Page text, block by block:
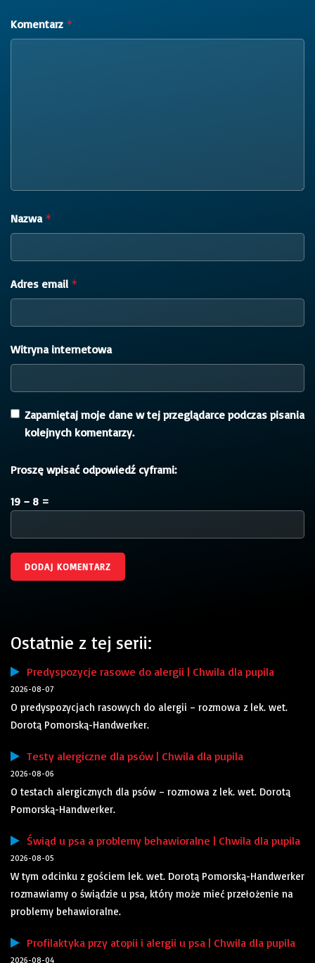
Komentarz *
Nazwa *
Adres email *
Witryna internetowa
Zapamiętaj moje dane w tej przeglądarce podczas pisania
kolejnych komentarzy.
Proszę wpisać odpowiedź cyframi:
19 − 8 =
Ostatnie z tej serii:
Predyspozycje rasowe do alergii | Chwila dla pupila
2026-08-07
O predyspozycjach rasowych do alergii – rozmowa z lek. wet.
Dorotą Pomorską-Handwerker.
Testy alergiczne dla psów | Chwila dla pupila
2026-08-06
O testach alergicznych dla psów – rozmowa z lek. wet. Dorotą
Pomorską-Handwerker.
Świąd u psa a problemy behawioralne | Chwila dla pupila
2026-08-05
W tym odcinku z gościem lek. wet. Dorotą Pomorską-Handwerker
rozmawiamy o świądzie u psa, który może mieć przełożenie na
problemy behawioralne.
Profilaktyka przy atopii i alergii u psa | Chwila dla pupila
2026-08-04